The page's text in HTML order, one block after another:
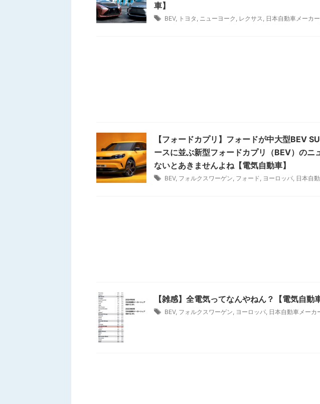
車】
BEV, トヨタ , ニューヨーク , レクサス, 日本自動車メーカー
【フォードカプリ】フォードが中大型BEV
ースに並ぶ新型フォードカプリ（BEV）のニ
ないとあきませんよね【電気自動車】
BEV, フォルクスワーゲン, フォード, ヨーロッパ, 日本自
【雑感】全電気ってなんやねん？【電気自動車
BEV, フォルクスワーゲン, ヨーロッパ, 日本自動車メーカ